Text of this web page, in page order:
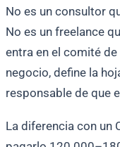
No es un consultor
No es un freelance
entra en el comité
negocio, define la
responsable de que
La diferencia con un